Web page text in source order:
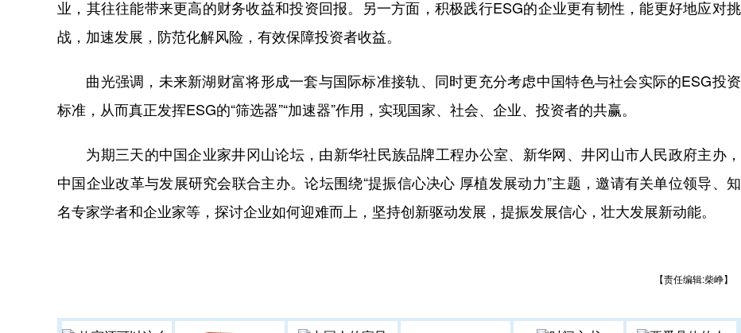
业，其往往能带来更高的财务收益和投资回报。另一方面，积极践行ESG的企业更有韧性，能更好地应对挑
战，加速发展，防范化解风险，有效保障投资者收益。
曲光强调，未来新湖财富将形成一套与国际标准接轨、同时更充分考虑中国特色与社会实际的ESG投资
标准，从而真正发挥ESG的“筛选器”“加速器”作用，实现国家、社会、企业、投资者的共赢。
为期三天的中国企业家井冈山论坛，由新华社民族品牌工程办公室、新华网、井冈山市人民政府主办，
中国企业改革与发展研究会联合主办。论坛围绕“提振信心决心 厚植发展动力”主题，邀请有关单位领导、知
名专家学者和企业家等，探讨企业如何迎难而上，坚持创新驱动发展，提振发展信心，壮大发展新动能。
【责任编辑:柴峥】